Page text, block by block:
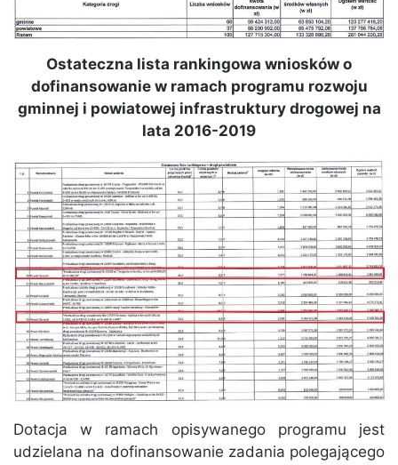
Ostateczna lista rankingowa wniosków o
dofinansowanie w ramach programu rozwoju
gminnej i powiatowej infrastruktury drogowej na
lata 2016-2019
Dotacja w ramach opisywanego programu jest
udzielana na dofinansowanie zadania polegającego